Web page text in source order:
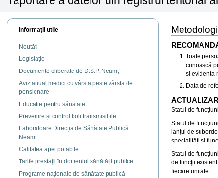
Informaţii utile
Noutăți
Legislație
Documente eliberate de D.S.P. Neamţ
Aviz anual medici cu vârsta peste vârsta de
pensionare
Educație pentru sănătate
Prevenire și control boli transmisibile
Laboratoare Direcția de Sănătate Publică
Neamț
Calitatea apei potabile
Tarife prestaţii în domeniul sănătăţii publice
Programe naționale de sănătate publică
Toate
cunoască
si evidenta
Data de
Statul de
Statul de
lanțul de
specialități si
Statul de
de funcţii
fiecare unitate.